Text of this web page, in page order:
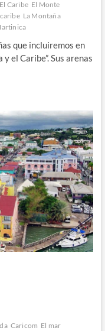
El Caribe El Monte
La Montaña
que incluiremos en
el Caribe”. Sus arenas
Caricom El mar